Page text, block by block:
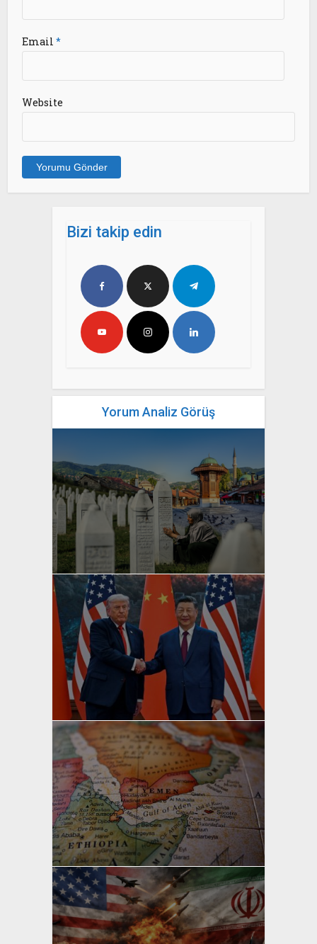
Email*
Website
Bizi takip edin
Yorum Analiz Görüş
yazan
Bahri Ak
yazan
Bahri Ak
yazan
Bahri Ak